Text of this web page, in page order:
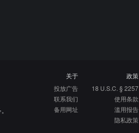
关于
投放广告
联系我们
备用网址
政策
18 U.S.C. § 2257
使用条款
滥用报告
隐私政策